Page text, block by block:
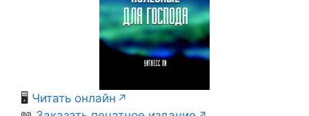
🖥️ Читать онлайн